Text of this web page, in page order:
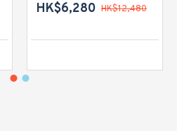
HK$6,280 HK$12,480